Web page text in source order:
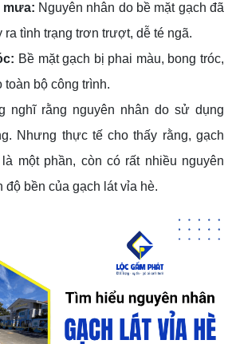
mưa: Nguyên nhân do bề mặt gạch đã
ra tình trạng trơn trượt, dễ té ngã.
Bề mặt gạch bị phai màu, bong tróc,
toàn bộ công trình.
nghĩ rằng nguyên nhân do sử dụng
Nhưng thực tế cho thấy rằng, gạch
một phần, còn có rất nhiều nguyên
bền của gạch lát vỉa hè.